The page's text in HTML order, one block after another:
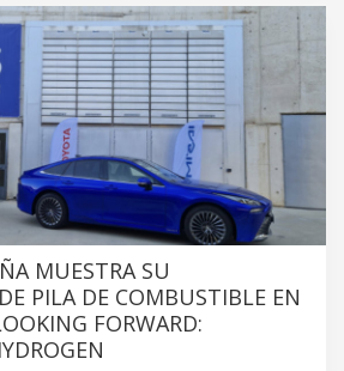
MUESTRA SU
PILA DE COMBUSTIBLE EN
FORWARD: